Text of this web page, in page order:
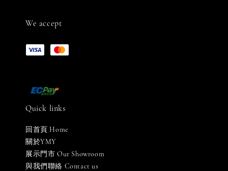
We accept
Quick links
回首頁 Home
關於YMY
展示門市 Our Showroom
與我們聯絡 Contact us